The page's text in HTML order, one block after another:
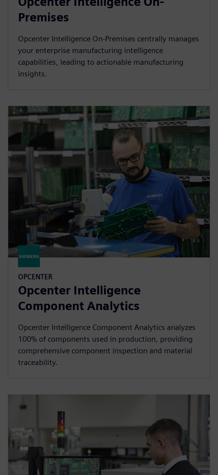
Premises
Opcenter Intelligence On-Premises centrally manages
your enterprise manufacturing intelligence
capabilities, leading to actionable manufacturing
insights.
OPCENTER
Opcenter Intelligence
Component Analytics
Opcenter Intelligence Component Analytics analyzes
100% of components used in production, providing
comprehensive component inspection and material
traceability.